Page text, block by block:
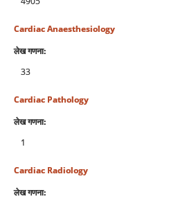
Cardiac Anaesthesiology
लेख गणना:
33
Cardiac Pathology
लेख गणना:
1
Cardiac Radiology
लेख गणना: